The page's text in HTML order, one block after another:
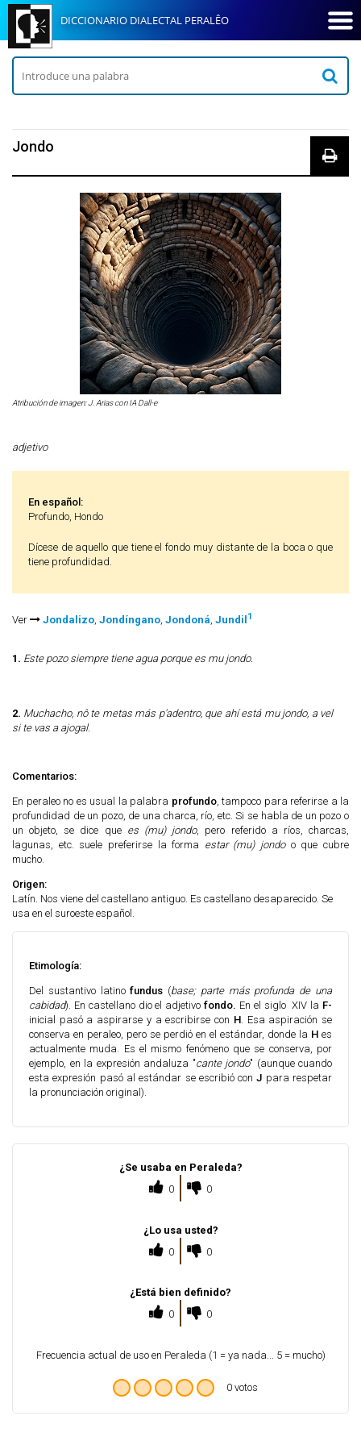
DICCIONARIO DIALECTAL PERALÊO
Jondo
Atribución de imagen: J. Arias con IA Dall-e
adjetivo
En español:
Profundo, Hondo
Dícese de aquello que tiene el fondo muy distante de la boca o que
tiene profundidad.
Ver Jondalizo, Jondíngano, Jondoná, Jundil 1
1. Este pozo siempre tiene agua porque es mu jondo.
2. Muchacho, nô te metas más p'adentro, que ahí está mu jondo, a vel
si te vas a ajogal.
Comentarios:
En peraleo no es usual la palabra profundo, tampoco para referirse a la
profundidad de un pozo, de una charca, río, etc. Si se habla de un pozo o
un objeto, se dice que es (mu) jondo, pero referido a ríos, charcas,
lagunas, etc. suele preferirse la forma estar (mu) jondoo que cubre
mucho.
Origen:
Latín. Nos viene del castellano antiguo. Es castellano desaparecido. Se
usa en el suroeste español.
Etimología:
Del sustantivo latinofundus (base; parte más profunda de una
cabidad). En castellano dio el adjetivofondo. En el siglo XIV la F-
inicial pasó a aspirarse y a escribirse con H. Esa aspiración se
conserva en peraleo, pero se perdió en el estándar, donde la H es
actualmente muda. Es el mismo fenómeno que se conserva, por
ejemplo, en la expresión andaluza "cante jondo" (aunque cuando
esta expresión pasó al estándar se escribió con J para respetar
la pronunciación original).
¿Se usaba en Peraleda?
0
0
¿Lo usa usted?
0
0
¿Está bien definido?
0
0
Frecuencia actual de uso en Peraleda (1 = ya nada... 5 = mucho)
0 votos